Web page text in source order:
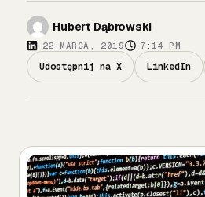
Hubert Dąbrowski
22 MARCA, 2019 7:14 PM
Udostępnij na X LinkedIn